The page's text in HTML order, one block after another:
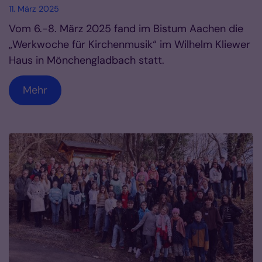
11. März 2025
Vom 6.-8. März 2025 fand im Bistum Aachen die
„Werkwoche für Kirchenmusik“ im Wilhelm Kliewer
Haus in Mönchengladbach statt.
Mehr